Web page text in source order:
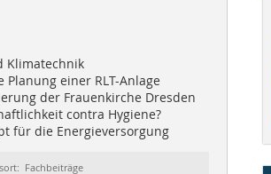
Klimatechnik
einer RLT-Anlage
der Frauenkirche Dresden
contra Hygiene?
für die Energieversorgung
Fachbeiträge